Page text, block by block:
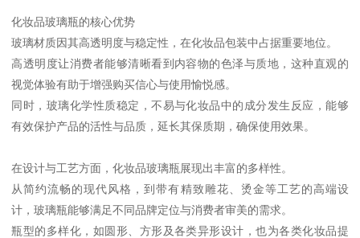
化妆品玻璃瓶的核心优势
玻璃材质因其高透明度与稳定性，在化妆品包装中占据重要地位。
高透明度让消费者能够清晰看到内容物的色泽与质地，这种直观的
视觉体验有助于增强购买信心与使用愉悦感。
同时，玻璃化学性质稳定，不易与化妆品中的成分发生反应，能够
有效保护产品的活性与品质，延长其保质期，确保使用效果。
在设计与工艺方面，化妆品玻璃瓶展现出丰富的多样性。
从简约流畅的现代风格，到带有精致雕花、烫金等工艺的高端设
计，玻璃瓶能够满足不同品牌定位与消费者审美的需求。
瓶型的多样化，如圆形、方形及各类异形设计，也为各类化妆品提